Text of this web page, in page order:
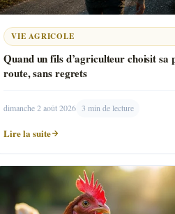
VIE AGRICOLE
Quand un fils d’agriculteur choisit sa
route, sans regrets
dimanche 2 août 2026 3 min de lecture
Lire la suite